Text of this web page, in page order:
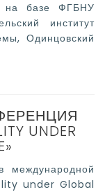
на базе ФГБНУ
институт
Одинцовский
UNDER
международной
under Global